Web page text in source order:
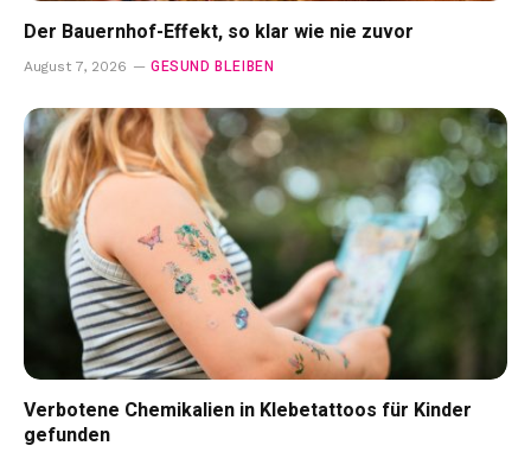
Der Bauernhof-Effekt, so klar wie nie zuvor
August 7, 2026 GESUND BLEIBEN
Verbotene Chemikalien in Klebetattoos für Kinder
gefunden